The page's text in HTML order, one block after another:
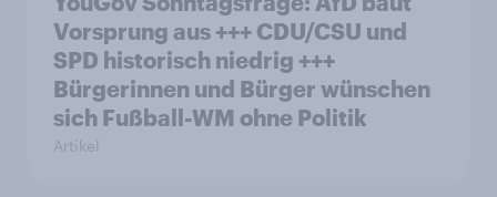
Vorsprung aus +++ CDU/CSU und
SPD historisch niedrig +++
Bürgerinnen und Bürger wünschen
sich Fußball-WM ohne Politik
Artikel